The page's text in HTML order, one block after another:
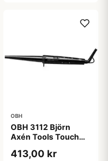
OBH
OBH 3112 Björn
Axén Tools Touch
413,00 kr